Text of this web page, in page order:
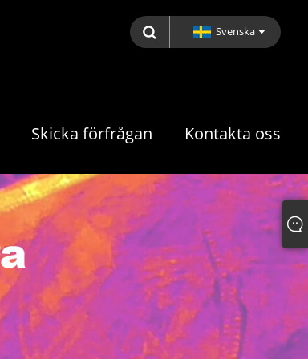
Svenska
Skicka förfrågan Kontakta oss